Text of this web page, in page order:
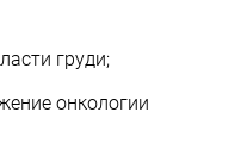
груди;
онкологии